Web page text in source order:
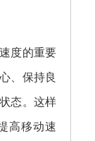
度的重要
、保持良
态。这样
高移动速